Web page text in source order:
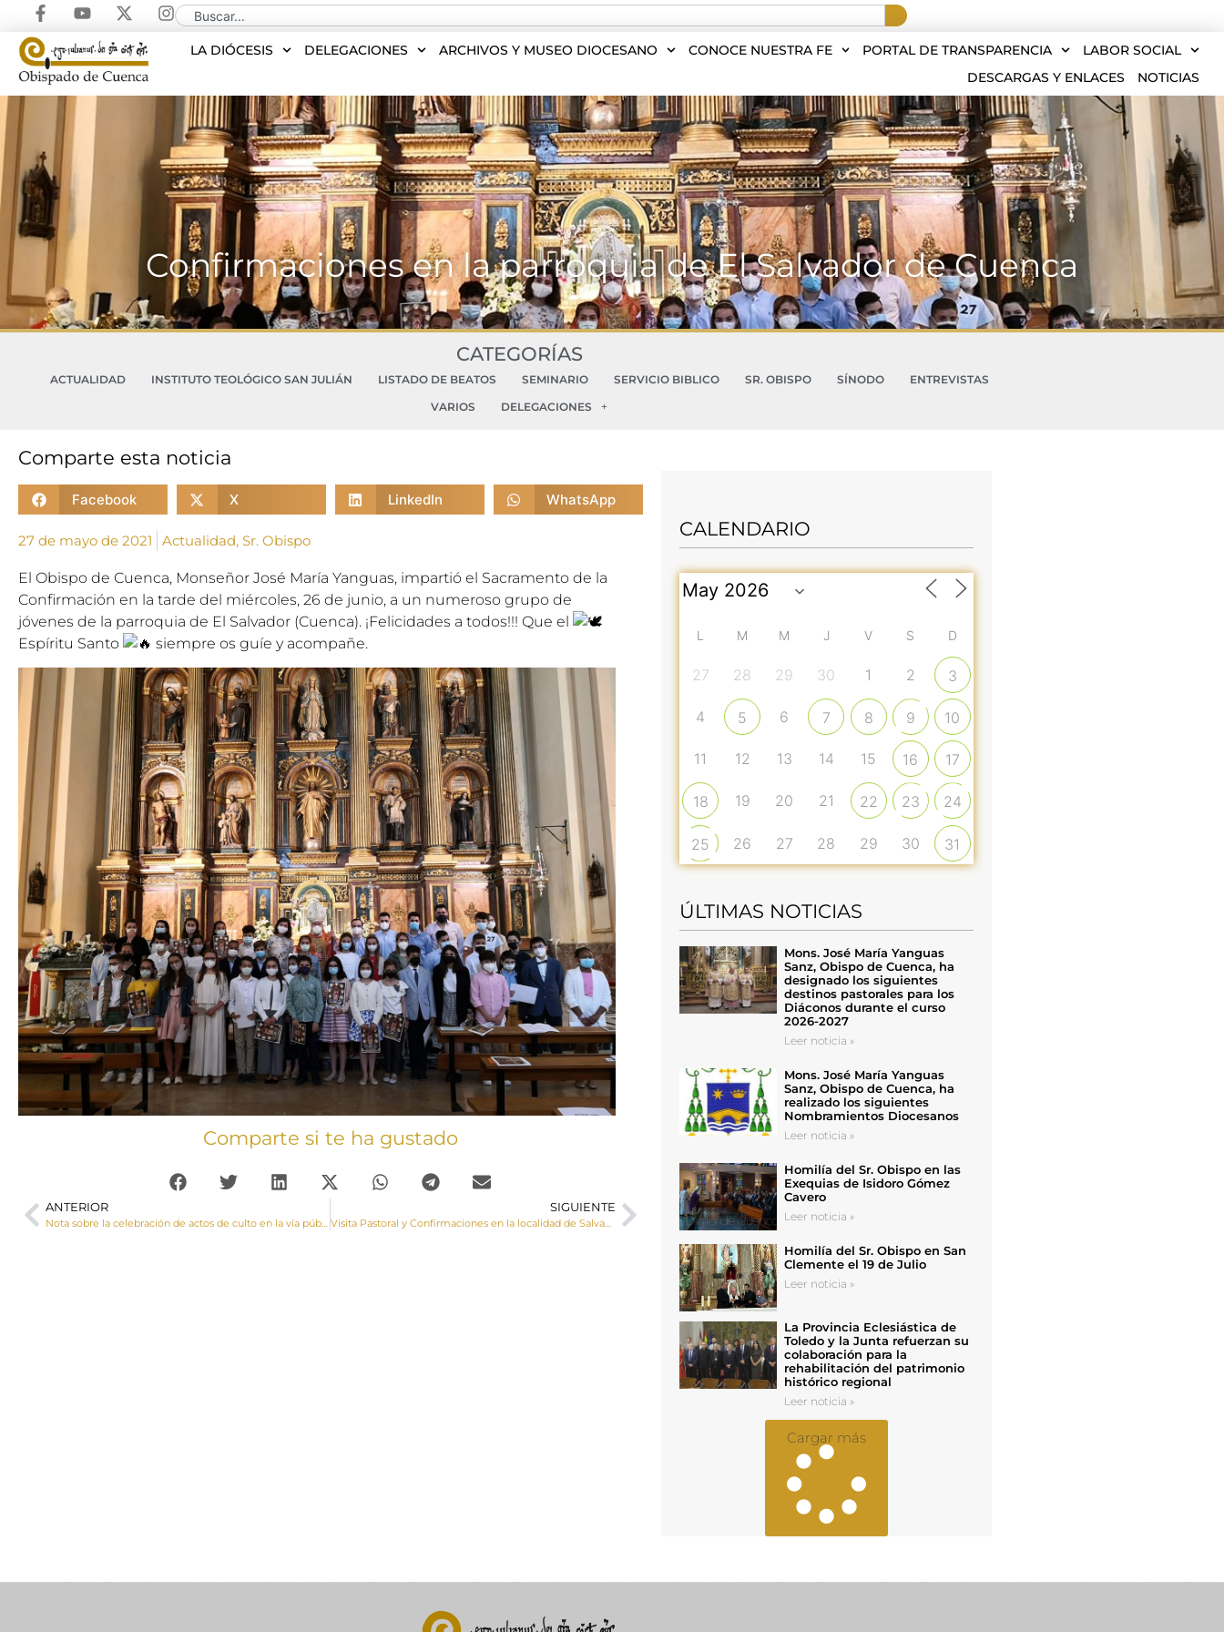
LA DIÓCESIS DELEGACIONES ARCHIVOS Y MUSEO DIOCESANO CONOCE NUESTRA FE PORTAL DE TRANSPARENCIA
LABOR SOCIAL
DESCARGAS Y ENLACES
NOTICIAS
Confirmaciones en la parroquia de El Salvador de Cuenca
CATEGORÍAS
ACTUALIDAD INSTITUTO TEOLÓGICO SAN JULIÁN LISTADO DE BEATOS SEMINARIO SERVICIO BIBLICO SR. OBISPO SÍNODO
ENTREVISTAS
VARIOS
DELEGACIONES
Comparte esta noticia
Facebook X LinkedIn WhatsApp
27 de mayo de 2021 Actualidad, Sr. Obispo
El Obispo de Cuenca, Monseñor José María Yanguas, impartió el Sacramento de la
Confirmación en la tarde del miércoles, 26 de junio, a un numeroso grupo de
jóvenes de la parroquia de El Salvador (Cuenca). ¡Felicidades a todos!!! Que el
Espíritu Santo
siempre os guíe y acompañe.
Comparte si te ha gustado
ANTERIOR
Nota sobre la celebración de actos de culto en la vía pública
SIGUIENTE
Visita Pastoral y Confirmaciones en la localidad de Salvacañate
CALENDARIO
L M M J V S D
27 28 29 30 1 2 3
4 5 6 7 8 9 10
11 12 13 14 15 16 17
18 19 20 21 22 23 24
25 26 27 28 29 30 31
ÚLTIMAS NOTICIAS
Mons. José María Yanguas
Sanz, Obispo de Cuenca, ha
designado los siguientes
destinos pastorales para los
Diáconos durante el curso
2026-2027
Leer noticia »
Mons. José María Yanguas
Sanz, Obispo de Cuenca, ha
realizado los siguientes
Nombramientos Diocesanos
Leer noticia »
Homilía del Sr. Obispo en las
Exequias de Isidoro Gómez
Cavero
Leer noticia »
Homilía del Sr. Obispo en San
Clemente el 19 de Julio
Leer noticia »
La Provincia Eclesiástica de
Toledo y la Junta refuerzan su
colaboración para la
rehabilitación del patrimonio
histórico regional
Leer noticia »
Cargar más